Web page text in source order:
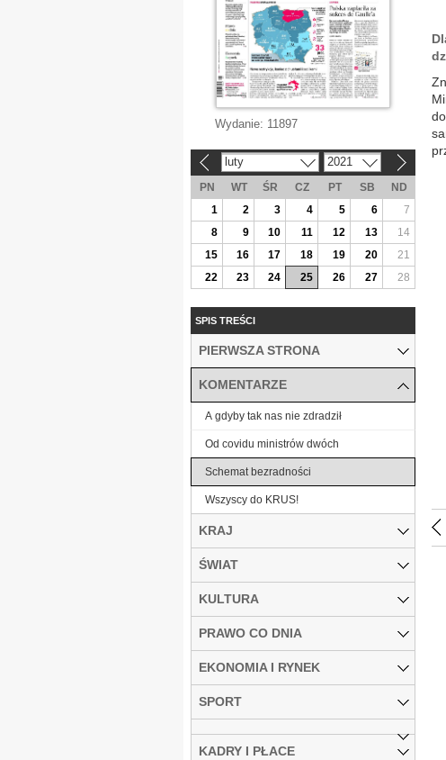
Wydanie: 11897
luty 2021
PN WT ŚR CZ PT SB
ND
1
2 3 4 5 6
7
8
9 10 11 12 13
14
15
16 17 18 19 20
21
22
23 24 25 26 27 28
SPIS TREŚCI
PIERWSZA STRONA
KOMENTARZE
A gdyby tak nas nie zdradził
Od covidu ministrów dwóch
Schemat bezradności
Wszyscy do KRUS!
KRAJ
ŚWIAT
KULTURA
PRAWO CO DNIA
EKONOMIA I RYNEK
SPORT
KADRY I PŁACE